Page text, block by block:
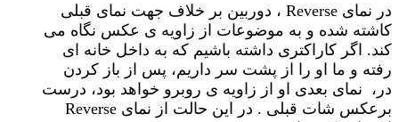
در نمای Reverse ، دوربین بر خلاف جهت نمای قبلی
کاشته شده و به موضوعات از زاویه ی عکس نگاه می
کند. اگر کاراکتری داشته باشیم که به داخل خانه ای
رفته و ما او را از پشت سر داریم، پس از باز کردن
در، نمای بعدی او از زاویه ی روبرو خواهد بود، درست
برعکس شات قبلی . در این حالت از نمای Reverse